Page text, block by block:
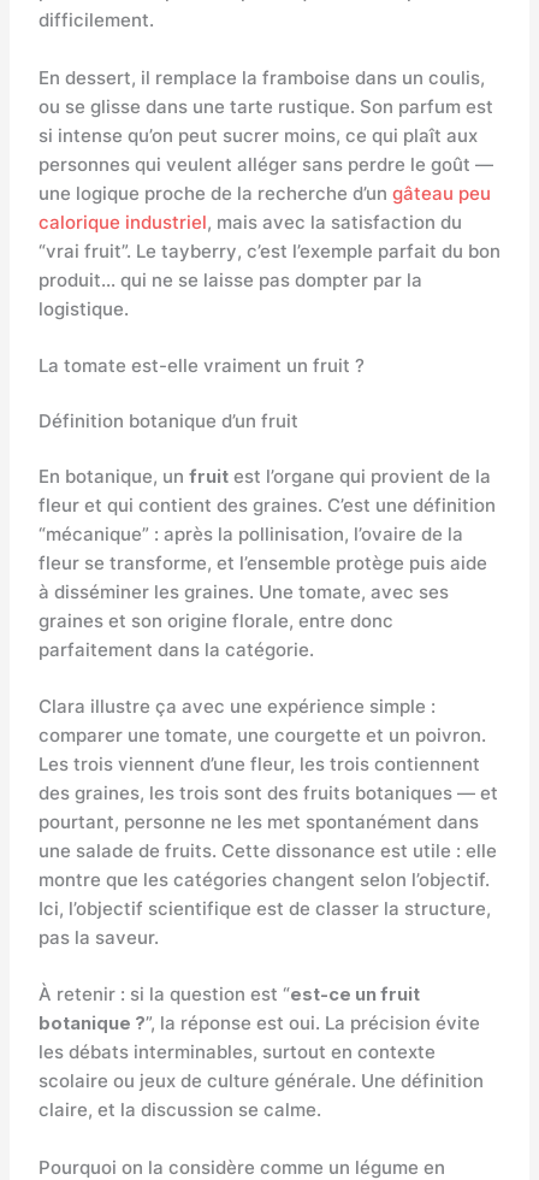
difficilement.
En dessert, il remplace la framboise dans un coulis,
ou se glisse dans une tarte rustique. Son parfum est
si intense qu’on peut sucrer moins, ce qui plaît aux
personnes qui veulent alléger sans perdre le goût —
une logique proche de la recherche d’un gâteau peu
calorique industriel, mais avec la satisfaction du
“vrai fruit”. Le tayberry, c’est l’exemple parfait du bon
produit… qui ne se laisse pas dompter par la
logistique.
La tomate est-elle vraiment un fruit ?
Définition botanique d’un fruit
En botanique, un fruitest l’organe qui provient de la
fleur et qui contient des graines. C’est une définition
“mécanique” : après la pollinisation, l’ovaire de la
fleur se transforme, et l’ensemble protège puis aide
à disséminer les graines. Une tomate, avec ses
graines et son origine florale, entre donc
parfaitement dans la catégorie.
Clara illustre ça avec une expérience simple :
comparer une tomate, une courgette et un poivron.
Les trois viennent d’une fleur, les trois contiennent
des graines, les trois sont des fruits botaniques — et
pourtant, personne ne les met spontanément dans
une salade de fruits. Cette dissonance est utile : elle
montre que les catégories changent selon l’objectif.
Ici, l’objectif scientifique est de classer la structure,
pas la saveur.
À retenir : si la question est “est-ce un fruit
botanique ?”, la réponse est oui. La précision évite
les débats interminables, surtout en contexte
scolaire ou jeux de culture générale. Une définition
claire, et la discussion se calme.
Pourquoi on la considère comme un légume en